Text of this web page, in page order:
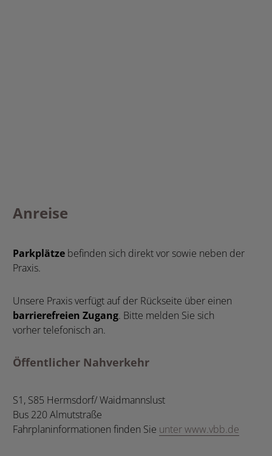
Anreise
Parkplätze befinden sich direkt vor sowie neben der
Praxis.
Unsere Praxis verfügt auf der Rückseite über einen
barrierefreien Zugang. Bitte melden Sie sich
vorher telefonisch an.
Öffentlicher Nahverkehr
S1, S85 Hermsdorf/ Waidmannslust
Bus 220 Almutstraße
Fahrplaninformationen finden Sie unter www.vbb.de